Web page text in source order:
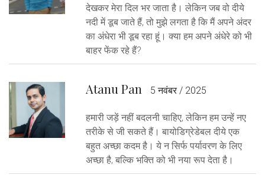
देखकर मेरा दिल भर जाता है। लेकिन जब वो दीये
नदी में डूब जाते हैं, तो मुझे लगता है कि मैं अपने अंदर
का अंधेरा भी डूब रहा हूं। क्या हम अपने अंधेरे को भी
बाहर फेंक रहे हैं?
Atanu Pan 5 नवंबर / 2025
हमारी जड़ें नहीं बदलनी चाहिए, लेकिन हम उन्हें नए
तरीके से जी सकते हैं। बायोडिग्रेडेबल दीये एक
बहुत अच्छा कदम है। ये न सिर्फ पर्यावरण के लिए
अच्छा है, बल्कि भक्ति को भी नया रूप देता है।